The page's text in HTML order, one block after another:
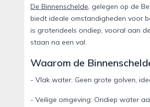
De Binnenschelde, gelegen op de
biedt ideale omstandigheden voor
is grotendeels ondiep, vooral aan
staan na een val.
Waarom de
- Vlak water: Geen grote golven,
- Veilige omgeving: Ondiep water